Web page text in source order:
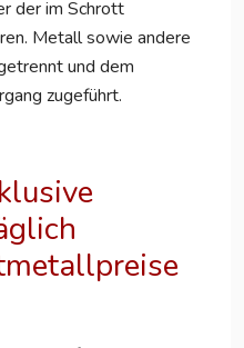
der im Schrott
Metall sowie andere
und dem
zugeführt.